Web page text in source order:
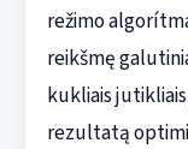
režimo
reikšmę
kukliais
rezultatą